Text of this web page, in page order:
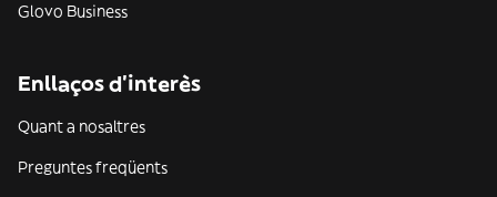
Glovo Business
Enllaços d'interès
Quant a nosaltres
Preguntes freqüents